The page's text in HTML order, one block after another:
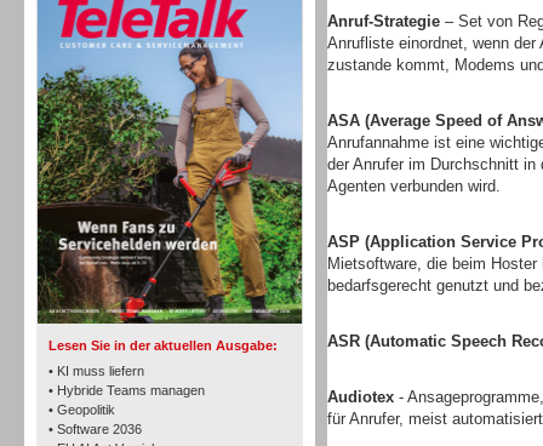
Lesen Sie in der aktuellen Ausgabe:
• KI muss liefern
• Hybride Teams managen
• Geopolitik
• Software 2036
TK- und ACD-Systeme
Workforce-Management
Anruf-Strategie – Set von
Anrufliste einordnet, wenn
zustande kommt, Modems
ASA (Average Speed of
Anrufannahme ist eine
der Anrufer im Durchschnitt
Agenten verbunden wird.
ASP (Application Service
Mietsoftware, die beim
bedarfsgerecht genutzt und
ASR (Automatic Speech
Audiotex -
für Anrufer, meist